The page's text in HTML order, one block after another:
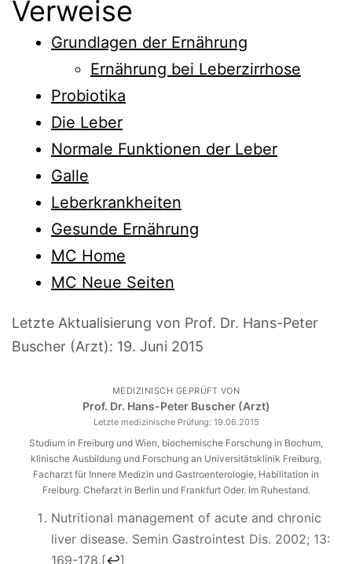
Verweise
Grundlagen der Ernährung
Ernährung bei Leberzirrhose
Probiotika
Die Leber
Normale Funktionen der Leber
Galle
Leberkrankheiten
Gesunde Ernährung
MC Home
MC Neue Seiten
Letzte Aktualisierung von Prof. Dr. Hans-Peter
Buscher (Arzt): 19. Juni 2015
MEDIZINISCH GEPRÜFT VON
Prof. Dr. Hans-Peter Buscher (Arzt)
Letzte medizinische Prüfung: 19.06.2015
Studium in Freiburg und Wien, biochemische Forschung in Bochum,
klinische Ausbildung und Forschung an Universitätsklinik Freiburg,
Facharzt für Innere Medizin und Gastroenterologie, Habilitation in
Freiburg. Chefarzt in Berlin und Frankfurt Oder. Im Ruhestand.
Nutritional management of acute and chronic
liver disease. Semin Gastrointest Dis. 2002; 13:
169-178.[↩]